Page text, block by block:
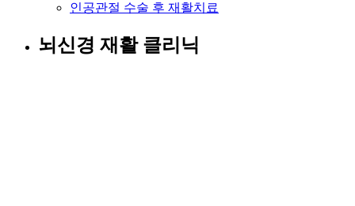
인공관절 수술 후 재활치료
뇌신경 재활 클리닉